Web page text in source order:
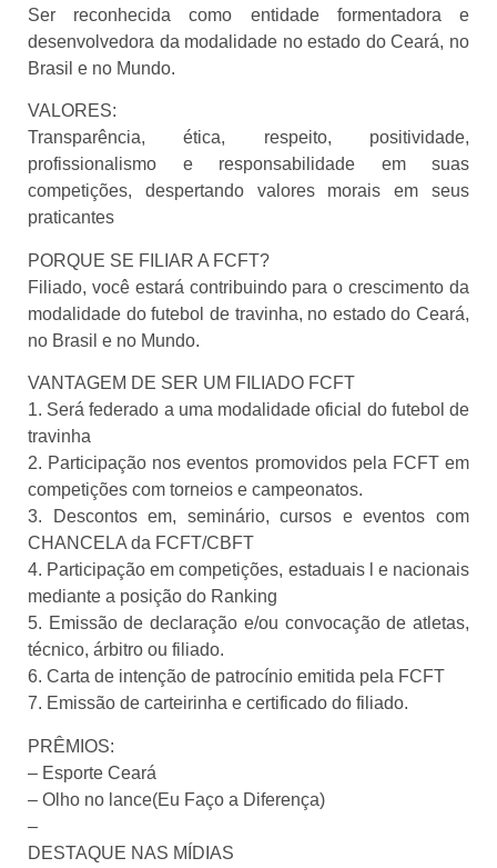
Ser reconhecida como entidade formentadora e
desenvolvedora da modalidade no estado do Ceará, no
Brasil e no Mundo.
VALORES:
Transparência, ética, respeito, positividade,
profissionalismo e responsabilidade em suas
competições, despertando valores morais em seus
praticantes
PORQUE SE FILIAR A FCFT?
Filiado, você estará contribuindo para o crescimento da
modalidade do futebol de travinha, no estado do Ceará,
no Brasil e no Mundo.
VANTAGEM DE SER UM FILIADO FCFT
1. Será federado a uma modalidade oficial do futebol de
travinha
2. Participação nos eventos promovidos pela FCFT em
competições com torneios e campeonatos.
3. Descontos em, seminário, cursos e eventos com
CHANCELA da FCFT/CBFT
4. Participação em competições, estaduais l e nacionais
mediante a posição do Ranking
5. Emissão de declaração e/ou convocação de atletas,
técnico, árbitro ou filiado.
6. Carta de intenção de patrocínio emitida pela FCFT
7. Emissão de carteirinha e certificado do filiado.
PRÊMIOS:
– Esporte Ceará
– Olho no lance(Eu Faço a Diferença)
–
DESTAQUE NAS MÍDIAS